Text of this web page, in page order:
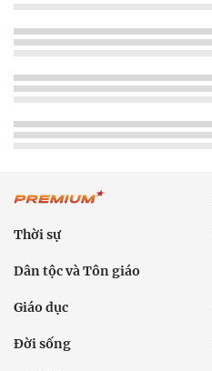
Thời sự
Dân tộc và Tôn giáo
Giáo dục
Đời sống